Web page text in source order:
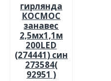
гирлянда
КОСМОС
занавес
2,5мх1,1м
200LED
(274441) син
273584(
92951 )